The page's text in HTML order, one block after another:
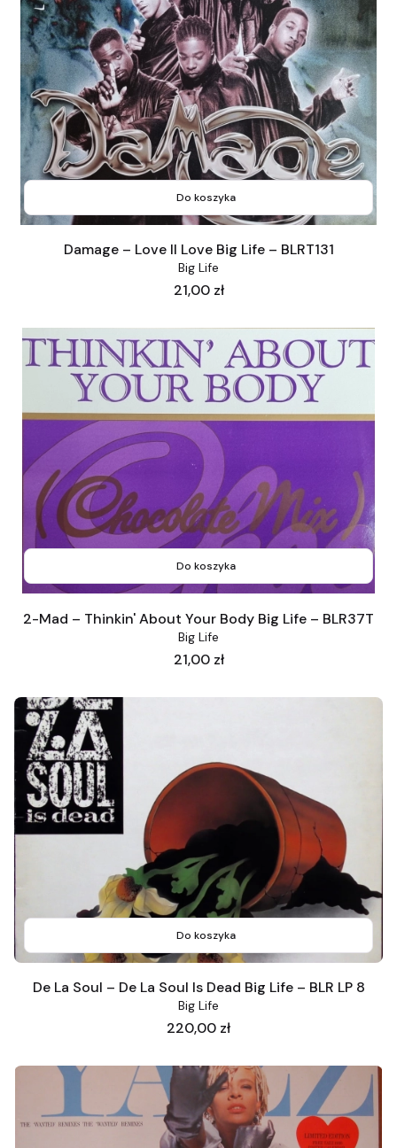
Do koszyka
Damage – Love II Love Big Life – BLRT131
Big Life
Cena
21,00 zł
Do koszyka
2-Mad – Thinkin' About Your Body Big Life – BLR37T
Big Life
Cena
21,00 zł
Do koszyka
De La Soul – De La Soul Is Dead Big Life – BLR LP 8
Big Life
Cena
220,00 zł